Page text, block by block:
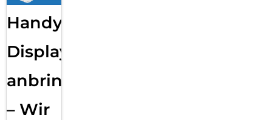
Handy
Displayfolie
anbringen
– Wir